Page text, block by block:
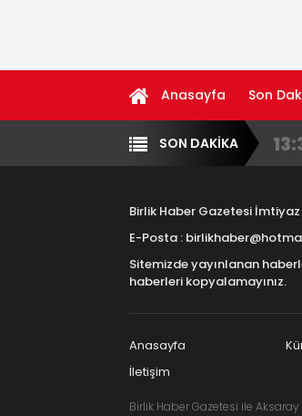
Anasayfa Son
Yazarlar Diğer
SON DAKİKA
8:23
Birlik Haber Gazetesi İmtiyaz
E-Posta :
Sitemizde yayınlanan
haberleri kopyalamayınız.
Anasayfa
İletişim
Birlik Haber Gazetesi ile